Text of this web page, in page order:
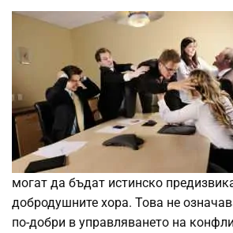
могат да бъдат истинско
добродушните хора. Това не
по-добри в управляването на